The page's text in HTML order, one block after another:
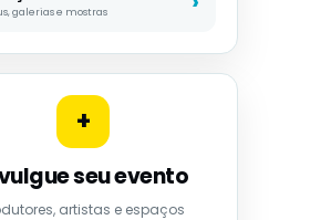
galerias e mostras
+
seu evento
artistas e espaços